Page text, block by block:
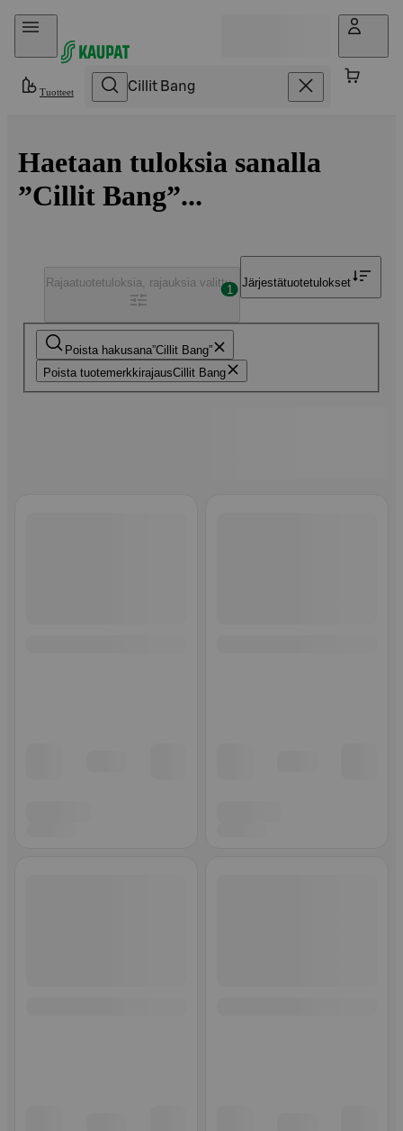
Hyppää sisältöön
Tuotteet
Haetaan tuloksia sanalla
”Cillit Bang”...
Poista hakusana Cillit Bang
Poista tuotemerkkirajausCillit Bang
Rajaatuotetuloksia, rajauksia valittu
1
Järjestätuotetulokset